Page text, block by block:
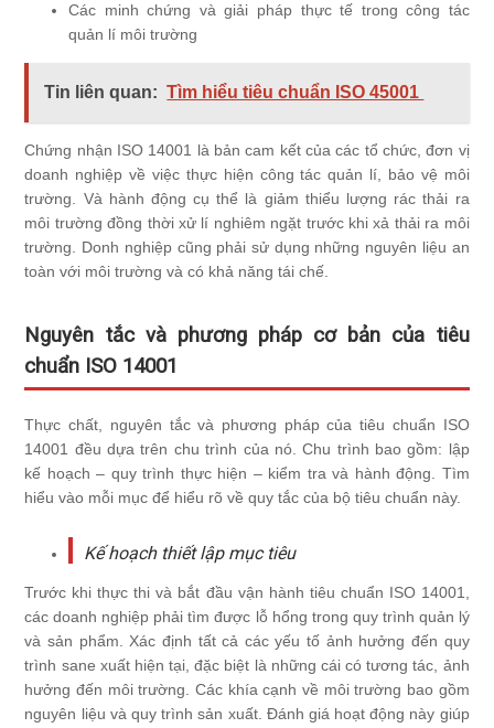
Các minh chứng và giải pháp thực tế trong công tác
quản lí môi trường
Tin liên quan: Tìm hiểu tiêu chuẩn ISO 45001
Chứng nhận ISO 14001 là bản cam kết của các tổ chức, đơn vị
doanh nghiệp về việc thực hiện công tác quản lí, bảo vệ môi
trường. Và hành động cụ thể là giảm thiểu lượng rác thải ra
môi trường đồng thời xử lí nghiêm ngặt trước khi xả thải ra môi
trường. Donh nghiệp cũng phải sử dụng những nguyên liệu an
toàn với môi trường và có khả năng tái chế.
Nguyên tắc và phương pháp cơ bản của tiêu
chuẩn ISO 14001
Thực chất, nguyên tắc và phương pháp của tiêu chuẩn ISO
14001 đều dựa trên chu trình của nó. Chu trình bao gồm: lập
kế hoạch – quy trình thực hiện – kiểm tra và hành động. Tìm
hiểu vào mỗi mục để hiểu rõ về quy tắc của bộ tiêu chuẩn này.
Kế hoạch thiết lập mục tiêu
Trước khi thực thi và bắt đầu vận hành tiêu chuẩn ISO 14001
các doanh nghiệp phải tìm được lỗ hổng trong quy trình quản lý
và sản phẩm. Xác định tất cả các yếu tố ảnh hưởng đến quy
trình sane xuất hiện tại, đặc biệt là những cái có tương tác, ảnh
hưởng đến môi trường. Các khía cạnh về môi trường bao gồm
nguyên liệu và quy trình sản xuất. Đánh giá hoạt động này giúp